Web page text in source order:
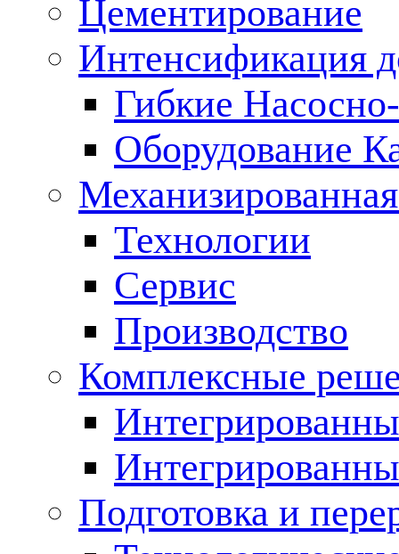
Цементирование
Интенсификация
Гибкие
Оборудование
Технологии
Сервис
Производство
Комплексные
Подготовка и